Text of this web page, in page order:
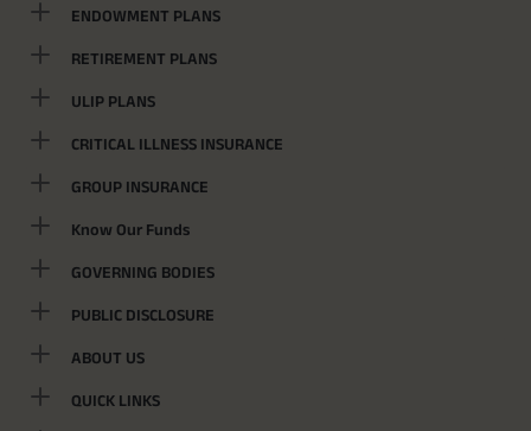
ENDOWMENT PLANS
RETIREMENT PLANS
ULIP PLANS
CRITICAL ILLNESS INSURANCE
GROUP INSURANCE
Know Our Funds
GOVERNING BODIES
PUBLIC DISCLOSURE
ABOUT US
QUICK LINKS